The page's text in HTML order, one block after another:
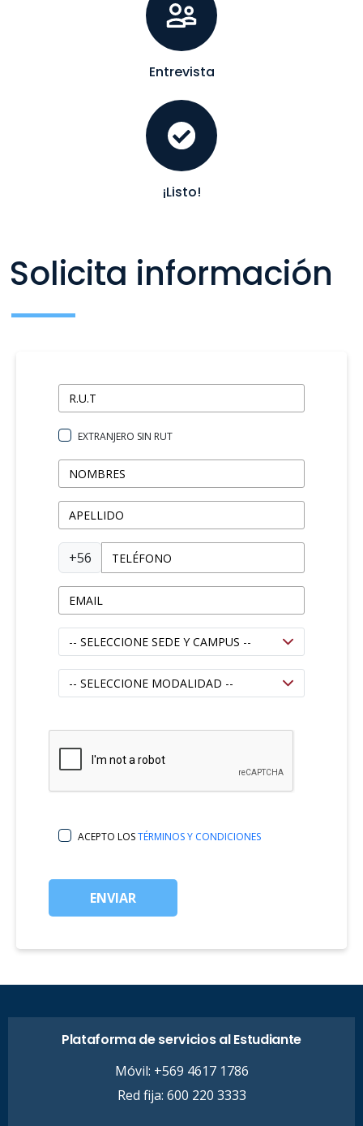
Entrevista
¡Listo!
Solicita información
EXTRANJERO SIN RUT
+56
ACEPTO LOSTÉRMINOS Y CONDICIONES
ENVIAR